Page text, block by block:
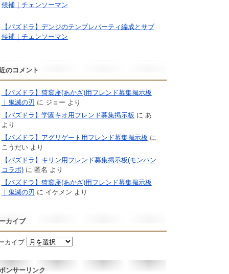
候補｜チェンソーマン
【パズドラ】デンジのテンプレパーティ編成とサブ
候補｜チェンソーマン
のコメント
【パズドラ】猗窩座(あかざ)用フレンド募集掲示板
｜鬼滅の刃 に ジョー より
【パズドラ】学園キオ用フレンド募集掲示板 に あ
より
【パズドラ】アグリゲート用フレンド募集掲示板 に
こうだいより
【パズドラ】キリン用フレンド募集掲示板(モンハン
コラボ)に 匿名 より
【パズドラ】猗窩座(あかざ)用フレンド募集掲示板
｜鬼滅の刃 に イケメン より
カイブ
カイブ
ンサーリンク